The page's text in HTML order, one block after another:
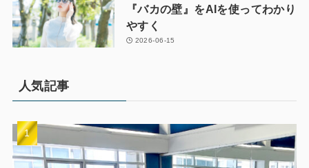
『バカの壁』をAIを使ってわかり
やすく
2026-06-15
人気記事